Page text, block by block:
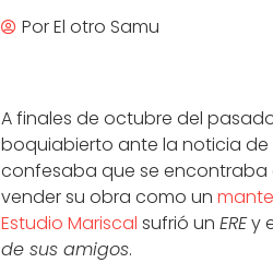
PorEl otro Samu
A finales de octubre del
boquiabierto ante la noticia de
confesaba que se encontraba
vender su obra como un
Estudio Mariscal sufrió un EREy
de sus amigos.